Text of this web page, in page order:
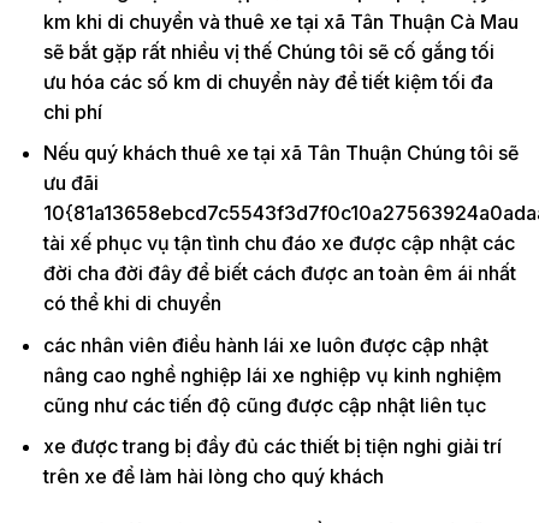
km khi di chuyển và thuê xe tại xã Tân Thuận Cà Mau
sẽ bắt gặp rất nhiều vị thế Chúng tôi sẽ cố gắng tối
ưu hóa các số km di chuyển này để tiết kiệm tối đa
chi phí
Nếu quý khách thuê xe tại xã Tân Thuận Chúng tôi sẽ
ưu đãi
tài xế phục vụ tận tình chu đáo xe được cập nhật các
đời cha đời đây để biết cách được an toàn êm ái nhất
có thể khi di chuyển
các nhân viên điều hành lái xe luôn được cập nhật
nâng cao nghề nghiệp lái xe nghiệp vụ kinh nghiệm
cũng như các tiến độ cũng được cập nhật liên tục
xe được trang bị đầy đủ các thiết bị tiện nghi giải trí
trên xe để làm hài lòng cho quý khách